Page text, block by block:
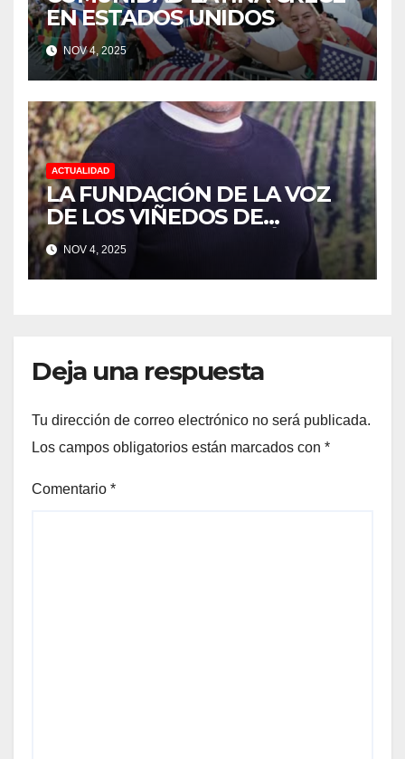
EN ESTADOS UNIDOS
NOV 4, 2025
ACTUALIDAD
LA FUNDACIÓN DE LA VOZ
DE LOS VIÑEDOS DE
SONOMA RECONOCIÓ A
CUATRO “ EMPLEADOS DEL
MES” POR SU LIDERAZGO Y
NOV 4, 2025
Deja una respuesta
Tu dirección de correo electrónico no será publicada.
Los campos obligatorios están marcados con *
Comentario *